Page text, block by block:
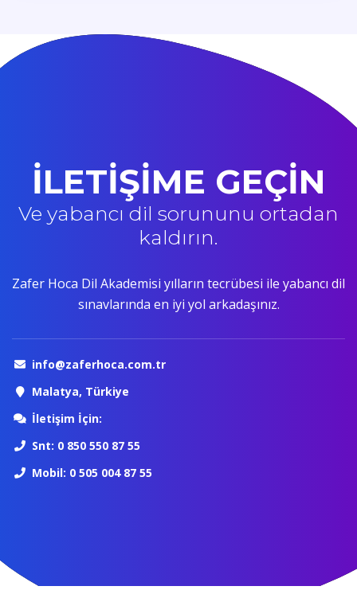
İLETİŞİME GEÇİN
Ve yabancı dil sorununu ortadan
kaldırın.
Zafer Hoca Dil Akademisi yılların tecrübesi ile yabancı dil
sınavlarında en iyi yol arkadaşınız.
info@zaferhoca.com.tr
Malatya, Türkiye
İletişim İçin:
Snt: 0 850 550 87 55
Mobil: 0 505 004 87 55